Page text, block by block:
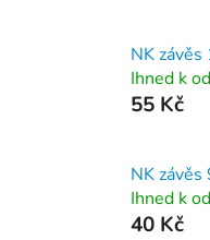
NK závěs
Ihned k
55 Kč
NK závěs
Ihned k
40 Kč